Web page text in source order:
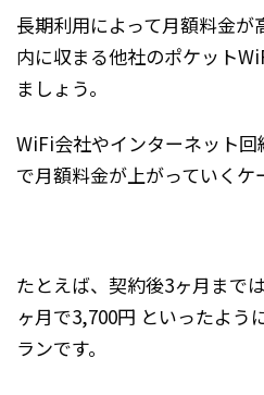
長期利用によって月額料金
内に収まる他社のポケット
ましょう。
WiFi会社やインターネット
で月額料金が上がっていくケ
たとえば、契約後3ヶ月まで
ヶ月で3,700円 といったよう
ランです。